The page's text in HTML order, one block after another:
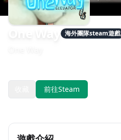
海外團隊steam遊戲
前往Steam